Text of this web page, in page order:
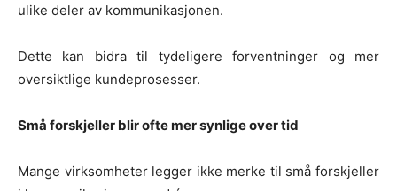
ulike deler av kommunikasjonen.
Dette kan bidra til tydeligere forventninger og mer
oversiktlige kundeprosesser.
Små forskjeller blir ofte mer synlige over tid
Mange virksomheter legger ikke merke til små forskjeller